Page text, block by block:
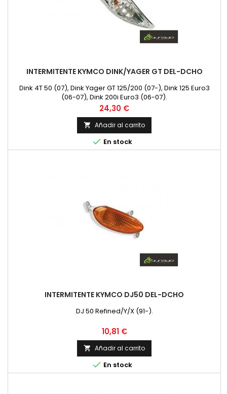
INTERMITENTE KYMCO DINK/YAGER GT DEL-DCHO
Dink 4T 50 (07), Dink Yager GT 125/200 (07-), Dink 125 Euro3
(06-07), Dink 200i Euro3 (06-07).
Precio
24,30 €
 Añadir al carrito
 En stock
INTERMITENTE KYMCO DJ50 DEL-DCHO
DJ 50 Refined/Y/X (91-).
Precio
10,81 €
 Añadir al carrito
 En stock